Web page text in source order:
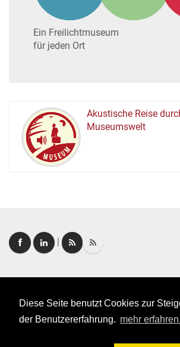
Diese Seite benutzt Cookies zur
der Benutzererfahrung. mehr erfahren.
Ein Freilichtmuseum
für jeden Ort
MUSEUM
Akustische Reise
Museumswelt
Copyright © 2026. Alle Rechte